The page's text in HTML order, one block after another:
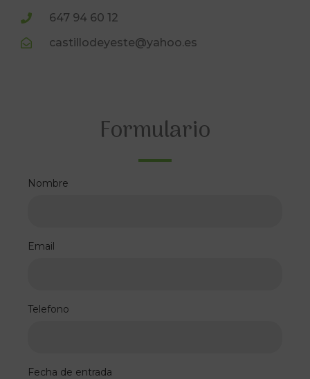
647 94 60 12
castillodeyeste@yahoo.es
Formulario
Nombre
Email
Telefono
Fecha de entrada